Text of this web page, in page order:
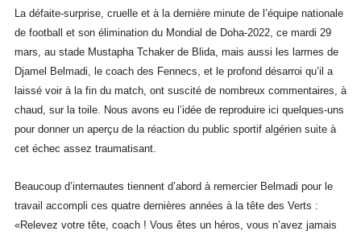
La défaite-surprise, cruelle et à la dernière minute de l’équipe nationale
de football et son élimination du Mondial de Doha-2022, ce mardi 29
mars, au stade Mustapha Tchaker de Blida, mais aussi les larmes de
Djamel Belmadi, le coach des Fennecs, et le profond désarroi qu’il a
laissé voir à la fin du match, ont suscité de nombreux commentaires, à
chaud, sur la toile. Nous avons eu l’idée de reproduire ici quelques-uns
pour donner un aperçu de la réaction du public sportif algérien suite à
cet échec assez traumatisant.
Beaucoup d’internautes tiennent d’abord à remercier Belmadi pour le
travail accompli ces quatre dernières années à la tête des Verts :
«Relevez votre tête, coach ! Vous êtes un héros, vous n’avez jamais